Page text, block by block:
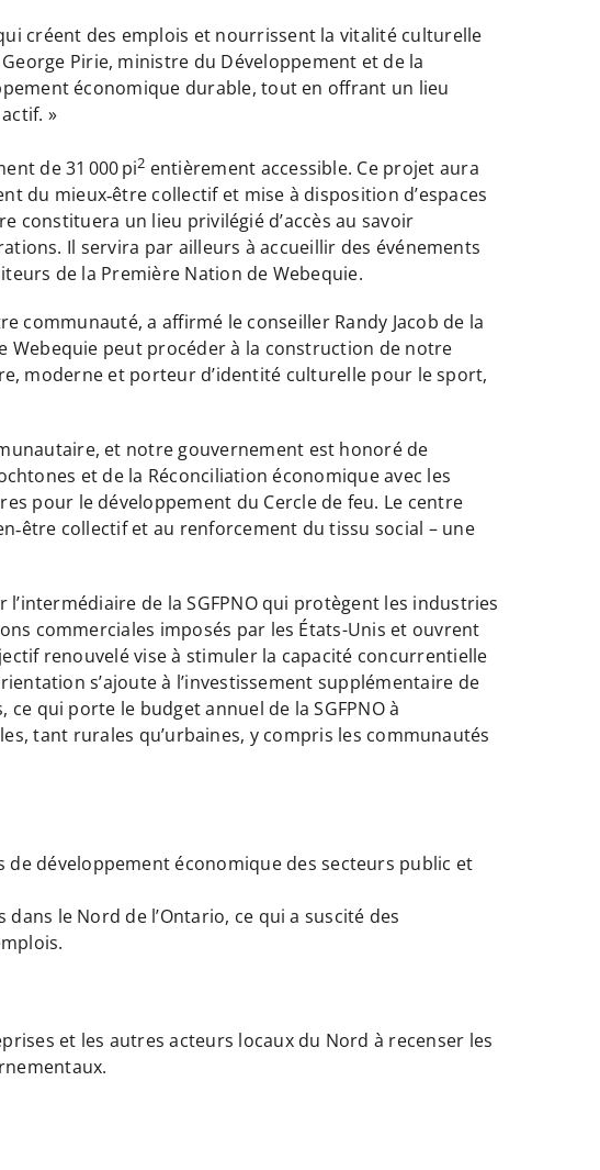
créent des emplois et nourrissent la vitalité culturelle
Pirie, ministre du Développement et de la
économique durable, tout en offrant un lieu
»
de 31 000 pi2 entièrement accessible. Ce projet aura
du mieux‑être collectif et mise à disposition d’espaces
constituera un lieu privilégié d’accès au savoir
Il servira par ailleurs à accueillir des événements
de la Première Nation de Webequie.
communauté, a affirmé le conseiller Randy Jacob de la
Webequie peut procéder à la construction de notre
moderne et porteur d’identité culturelle pour le sport,
et notre gouvernement est honoré de
et de la Réconciliation économique avec les
pour le développement du Cercle de feu. Le centre
collectif et au renforcement du tissu social – une
de la SGFPNO qui protègent les industries
commerciales imposés par les États-Unis et ouvrent
renouvelé vise à stimuler la capacité concurrentielle
s’ajoute à l’investissement supplémentaire de
qui porte le budget annuel de la SGFPNO à
tant rurales qu’urbaines, y compris les communautés
de développement économique des secteurs public et
le Nord de l’Ontario, ce qui a suscité des
et les autres acteurs locaux du Nord à recenser les